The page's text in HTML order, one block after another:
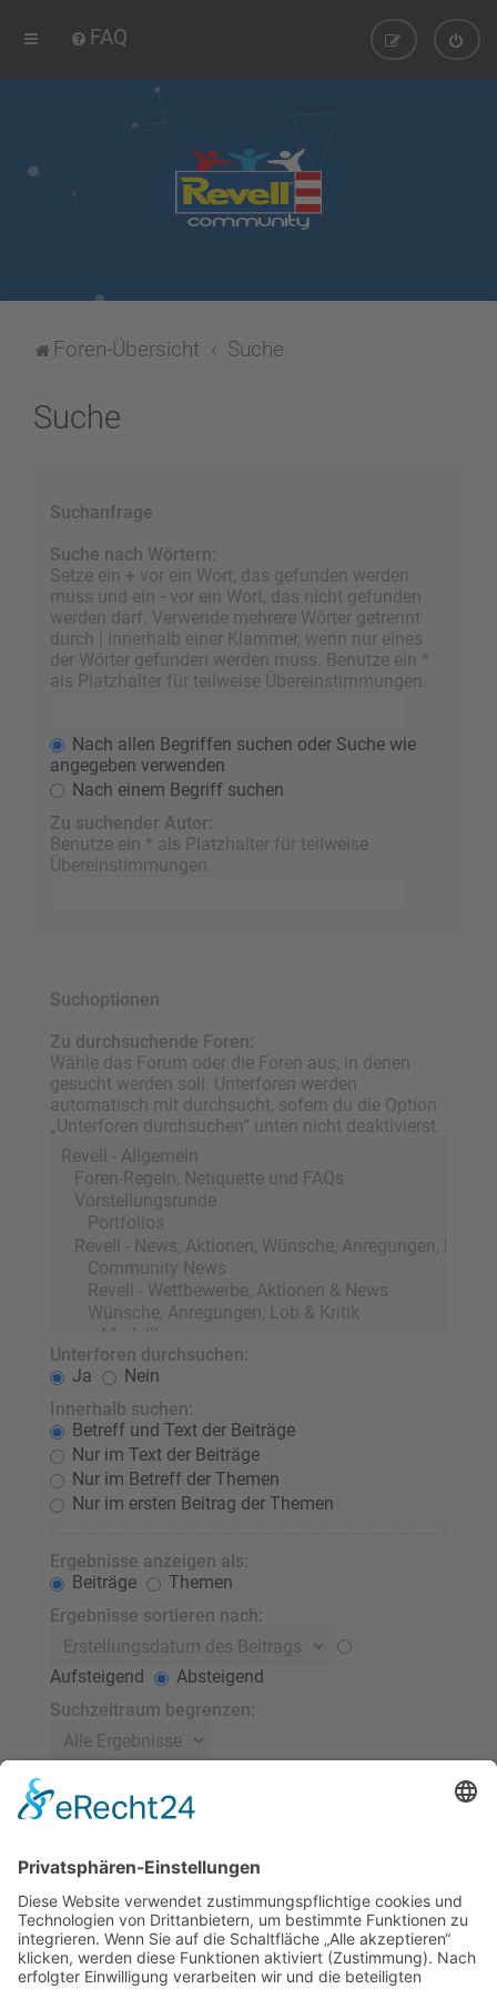
FAQ
Foren-Übersicht Suche
Suche
Suchanfrage
Suche nach Wörtern:
Setze ein + vor ein Wort, das gefunden werden
muss und ein - vor ein Wort, das nicht gefunden
werden darf. Verwende mehrere Wörter getrennt
durch
innerhalb einer Klammer, wenn nur eines
der Wörter gefunden werden muss. Benutze ein *
als Platzhalter für teilweise Übereinstimmungen.
Nach allen Begriffen suchen oder Suche wie
angegeben verwenden
Nach einem Begriff suchen
Zu suchender Autor:
Benutze ein * als Platzhalter für teilweise
Übereinstimmungen.
Suchoptionen
Zu durchsuchende Foren:
Wähle das Forum oder die Foren aus, in denen
gesucht werden soll. Unterforen werden
automatisch mit durchsucht, sofern du die Option
„Unterforen durchsuchen“ unten nicht deaktivierst.
Unterforen durchsuchen:
Ja
Nein
Innerhalb suchen:
Betreff und Text der Beiträge
Nur im Text der Beiträge
Nur im Betreff der Themen
Nur im ersten Beitrag der Themen
Ergebnisse anzeigen als:
Beiträge
Themen
Ergebnisse sortieren nach:
Aufsteigend
Absteigend
Suchzeitraum begrenzen:
Stelle 0 als Wert ein, damit der komplette Beitrag
angezeigt wird.